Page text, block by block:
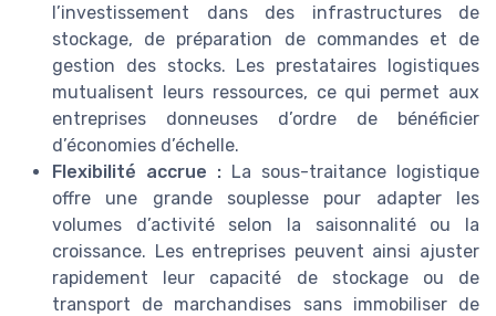
l’investissement dans des infrastructures de
stockage, de préparation de commandes et de
gestion des stocks. Les prestataires logistiques
mutualisent leurs ressources, ce qui permet aux
entreprises donneuses d’ordre de bénéficier
d’économies d’échelle.
Flexibilité accrue : La sous-traitance logistique
offre une grande souplesse pour adapter les
volumes d’activité selon la saisonnalité ou la
croissance. Les entreprises peuvent ainsi ajuster
rapidement leur capacité de stockage ou de
transport de marchandises sans immobiliser de